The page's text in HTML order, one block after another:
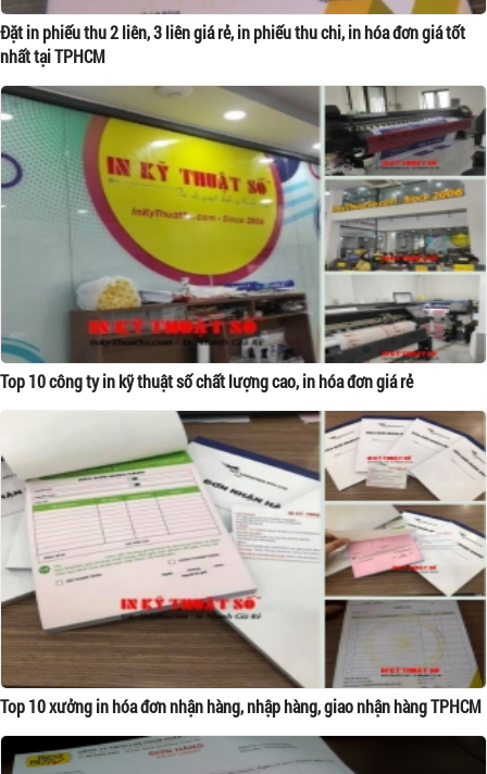
Đặt in phiếu thu 2 liên, 3 liên giá rẻ, in phiếu thu chi, in hóa đơn giá tốt
nhất tại TPHCM
Top 10 công ty in kỹ thuật số chất lượng cao, in hóa đơn giá rẻ
Top 10 xưởng in hóa đơn nhận hàng, nhập hàng, giao nhận hàng TPHCM